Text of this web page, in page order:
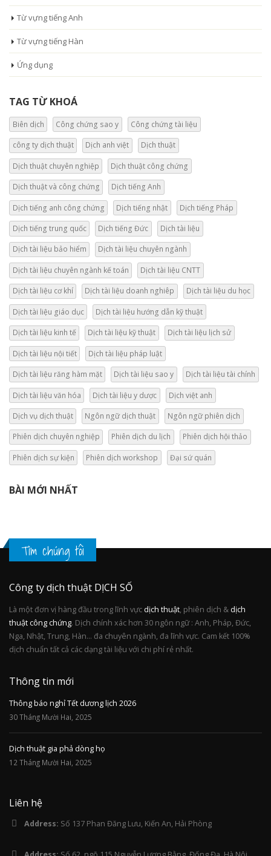
Từ vựng tiếng Anh
Từ vựng tiếng Hàn
Ứng dụng
TAG TỪ KHOÁ
Biên dịch Công chứng sao y Công chứng tài liệu
công ty dịch thuật Dịch anh việt Dịch thuật
Dịch thuật chuyên nghiệp Dịch thuật công chứng
Dịch thuật và công chứng Dịch tiếng Anh
Dịch tiếng anh công chứng Dịch tiếng nhật Dịch tiếng Pháp
Dịch tiếng trung quốc Dịch tiếng Đức Dịch tài liệu
Dịch tài liệu bảo hiểm Dịch tài liệu chuyên ngành
Dịch tài liệu chuyên ngành kế toán Dịch tài liệu CNTT
Dịch tài liệu cơ khí Dịch tài liệu doanh nghiêp Dịch tài liệu du học
Dịch tài liệu giáo dục Dịch tài liệu hướng dẫn kỹ thuật
Dịch tài liệu kinh tế Dịch tài liệu kỹ thuật Dịch tài liệu lịch sử
Dịch tài liệu nội tiết Dịch tài liệu pháp luật
Dịch tài liệu răng hàm mặt Dịch tài liệu sao y Dịch tài liệu tài chính
Dịch tài liệu văn hóa Dịch tài liệu y dược Dịch việt anh
Dịch vụ dịch thuật Ngôn ngữ dịch thuật Ngôn ngữ phiên dịch
Phiên dịch chuyên nghiệp Phiên dịch du lịch Phiên dịch hội thảo
Phiên dịch sự kiện Phiên dịch workshop Đại sứ quán
BÀI MỚI NHẤT
Tìm chúng tôi
Công ty dịch thuật DỊCH SỐ
Là một đơn vị hàng đầu trong lĩnh vực dịch thuật, phiên dịch & dịch
thuật công chứng. Dịch chính xác hơn 30 ngôn ngữ : Anh, Pháp, Đức,
Nga, Nhật, Trung, Hàn... đa chuyên ngành, đa lĩnh vực. Cam kết 100%
dịch chuẩn tất cả các dạng tài liệu với chi phí rẻ nhất.
Thông tin mới
Thông báo nghỉ Tết dương lịch 2026
30 Tháng Mười Hai, 2025
Dịch thuật gia phả dòng họ
12 Tháng Mười Hai, 2025
Liên hệ
Address: Số 137 Phan Đăng Lưu, Kiến An, Hải Phòng